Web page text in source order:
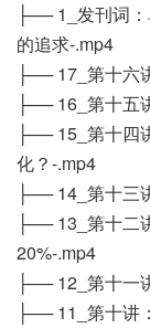
├── 1_发刊词
的追求-.mp4
├── 17_第十六
├── 16_第十五
├── 15_第十四
化？-.mp4
├── 14_第十三
├── 13_第十二
20%-.mp4
├── 12_第十一
├── 11_第十讲